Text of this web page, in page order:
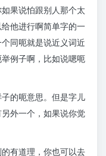
果说怕跟别人那个太
他进行啊简单字的一
同呃就是说近义词近
例子啊，比如说嗯呃
的呃意思。但是字儿
外一个，如果说你觉
有道理，你也可以去